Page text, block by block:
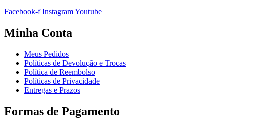
Facebook-f InstagramYoutube
Minha Conta
Meus Pedidos
Políticas de Devolução e Trocas
Política de Reembolso
Políticas de Privacidade
Entregas e Prazos
Formas de Pagamento